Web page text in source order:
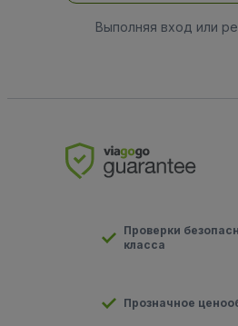
Выполняя вход или
Проверки
класса
Прозначное